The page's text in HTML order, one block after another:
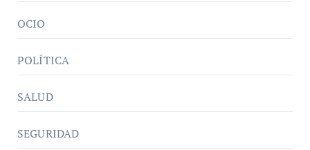
OCIO
POLÍTICA
SALUD
SEGURIDAD